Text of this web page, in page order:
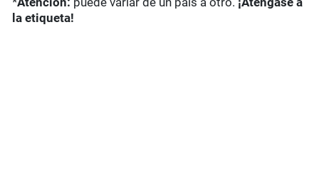
la etiqueta!